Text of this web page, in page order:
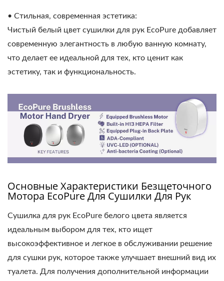
• Стильная, современная эстетика:
Чистый белый цвет сушилки для рук EcoPure добавляет
современную элегантность в любую ванную комнату,
что делает ее идеальной для тех, кто ценит как
эстетику, так и функциональность.
Основные Характеристики Безщеточного
Мотора EcoPure Для Сушилки Для Рук
Сушилка для рук EcoPure белого цвета является
идеальным выбором для тех, кто ищет
высокоэффективное и легкое в обслуживании решение
для сушки рук, которое также улучшает внешний вид их
туалета. Для получения дополнительной информации